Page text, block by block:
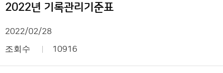
2022년 기록관리기준표
2022/02/28
조회수 10916